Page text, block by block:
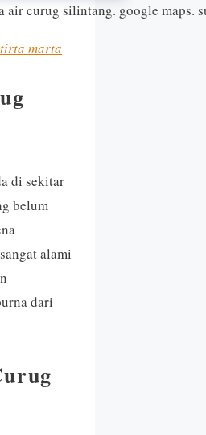
air curug silintang. google maps.
marta
di sekitar
belum
alami
dari